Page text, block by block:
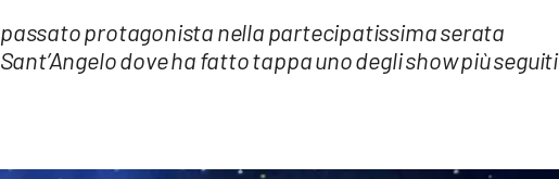
passato protagonista nella partecipatissima serata
dove ha fatto tappa uno degli show più seguiti